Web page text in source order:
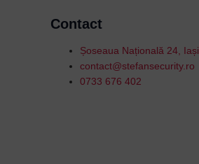
Contact
Șoseaua Națională 24, Iași
contact@stefansecurity.ro
0733 676 402